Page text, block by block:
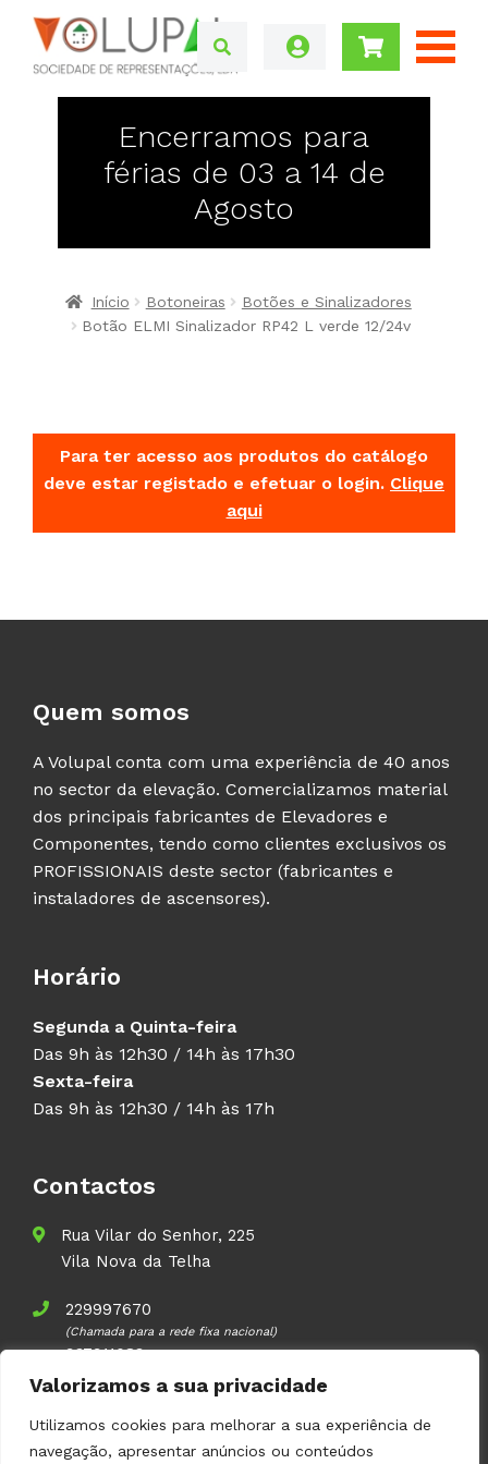
Valorizamos a sua privacidade
Utilizamos cookies para melhorar a sua experiência de
navegação, apresentar anúncios ou conteúdos
Encerramos para
férias de 03 a 14 de
Agosto
Início Botoneiras
Botões e Sinalizadores
Botão ELMI Sinalizador RP42 L verde 12/24v
Para ter acesso aos produtos do catálogo
deve estar registado e efetuar o login. Clique
aqui
Quem somos
A Volupal conta com uma experiência de 40 anos
no sector da elevação. Comercializamos material
dos principais fabricantes de Elevadores e
Componentes, tendo como clientes exclusivos os
PROFISSIONAIS deste sector (fabricantes e
instaladores de ascensores).
Horário
Segunda a Quinta-feira
Das 9h às 12h30 / 14h às 17h30
Sexta-feira
Das 9h às 12h30 / 14h às 17h
Contactos
Rua Vilar do Senhor, 225
Vila Nova da Telha
229997670
(Chamada para a rede fixa nacional)
937911083
(Chamada para a rede móvel nacional)
geral@volupal.pt